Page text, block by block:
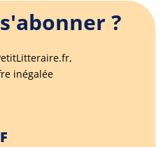
?
inégalée